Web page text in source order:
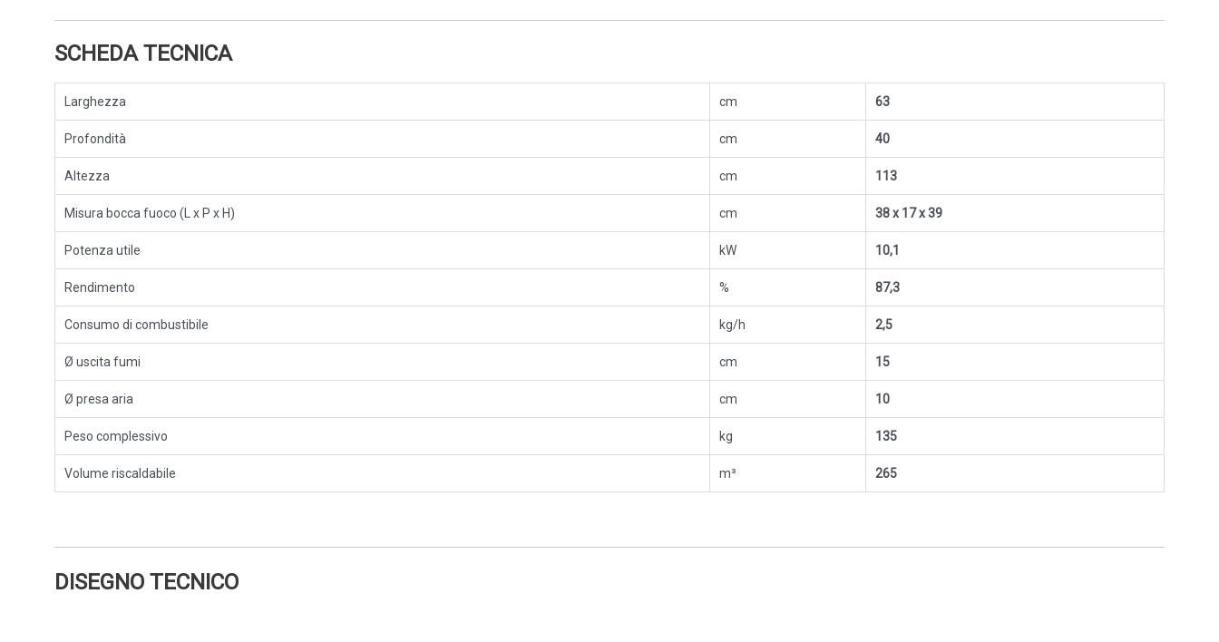
SCHEDA TECNICA
Larghezza cm 63
Profondità cm 40
Altezza cm 113
Misura bocca fuoco (L x P x H) cm 38 x 17 x 39
Potenza utile kW 10,1
Rendimento % 87,3
Consumo di combustibile kg/h 2,5
Ø uscita fumi cm 15
Ø presa aria cm 10
Peso complessivo kg 135
Volume riscaldabile m³ 265
DISEGNO TECNICO